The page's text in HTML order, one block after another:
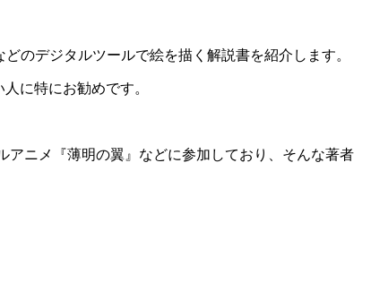
どのデジタルツールで絵を描く解説書を紹介します。
に特にお勧めです。
ニメ『薄明の翼』などに参加しており、そんな著者